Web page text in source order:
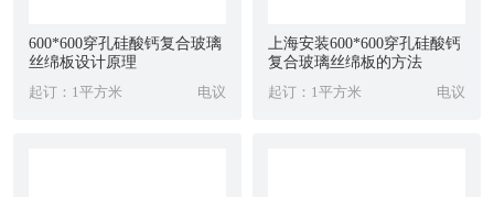
600*600穿孔硅酸钙复合玻璃
丝绵板设计原理
起订：1平方米 电议
上海安装600*600穿孔硅酸钙
复合玻璃丝绵板的方法
起订：1平方米 电议